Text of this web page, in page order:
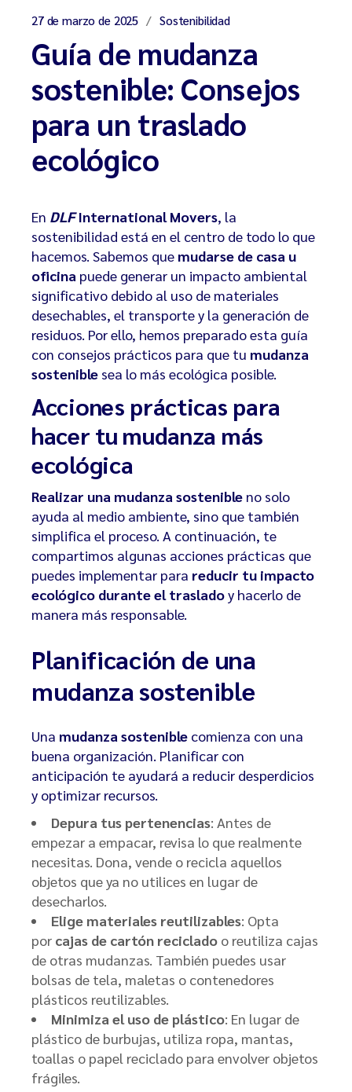
27 de marzo de 2025 Sostenibilidad
Guía de mudanza
sostenible: Consejos
para un traslado
ecológico
En DLFInternational Movers, la
sostenibilidad está en el centro de todo lo que
hacemos. Sabemos que mudarse de casa u
oficina puede generar un impacto ambiental
significativo debido al uso de materiales
desechables, el transporte y la generación de
residuos. Por ello, hemos preparado esta guía
con consejos prácticos para que tu mudanza
sostenible sea lo más ecológica posible.
Acciones prácticas para
hacer tu mudanza más
ecológica
Realizar una mudanza sostenible no solo
ayuda al medio ambiente, sino que también
simplifica el proceso. A continuación, te
compartimos algunas acciones prácticas que
puedes implementar para reducir tu impacto
ecológico durante el trasladoy hacerlo de
manera más responsable.
Planificación de una
mudanza sostenible
Una mudanza sostenible comienza con una
buena organización. Planificar con
anticipación te ayudará a reducir desperdicios
y optimizar recursos.
Depura tus pertenencias: Antes de
empezar a empacar, revisa lo que realmente
necesitas. Dona, vende o recicla aquellos
objetos que ya no utilices en lugar de
desecharlos.
Elige materiales reutilizables: Opta
por cajas de cartón reciclado o reutiliza cajas
de otras mudanzas. También puedes usar
bolsas de tela, maletas o contenedores
plásticos reutilizables.
Minimiza el uso de plástico: En lugar de
plástico de burbujas, utiliza ropa, mantas,
toallas o papel reciclado para envolver objetos
frágiles.